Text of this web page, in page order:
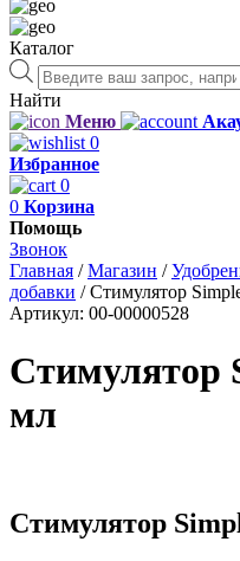
Каталог
Поиск
товаров
Найти
Меню
0
Избранное
0
0 Корзина
Помощь
Звонок
Главная /Магазин /
добавки /Стимулятор
Артикул: 00-00000528
Стимулятор
мл
Стимулятор